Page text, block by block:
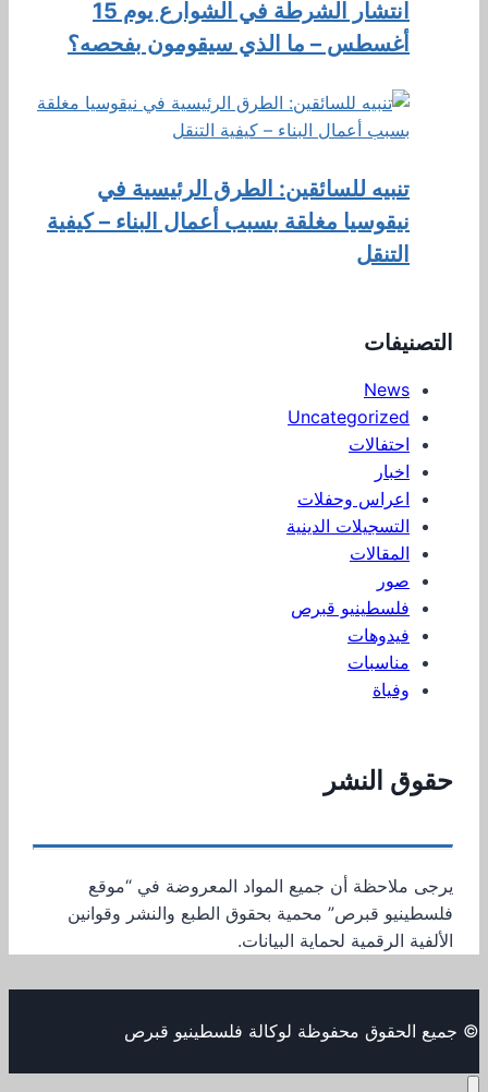
انتشار الشرطة في الشوارع يوم 15
أغسطس – ما الذي سيقومون بفحصه؟
تنبيه للسائقين: الطرق الرئيسية في
نيقوسيا مغلقة بسبب أعمال البناء – كيفية
التنقل
التصنيفات
News
Uncategorized
احتفالات
اخبار
اعراس وحفلات
التسجيلات الدينية
المقالات
صور
فلسطينيو قبرص
فيدوهات
مناسبات
وفياة
حقوق النشر
يرجى ملاحظة أن جميع المواد المعروضة في “موقع
فلسطينيو قبرص” محمية بحقوق الطبع والنشر وقوانين
الألفية الرقمية لحماية البيانات.
© جميع الحقوق محفوظة لوكالة فلسطينيو قبرص